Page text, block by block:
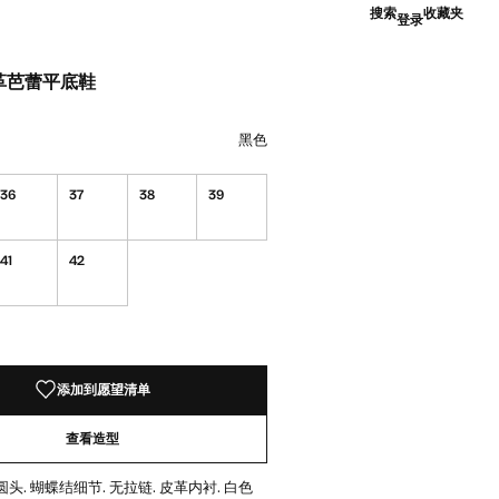
搜索登录收藏夹
芭蕾平底鞋
黑色
36 37 38 39
41 42
添加到愿望清单
查看造型
头. 蝴蝶结细节. 无拉链. 皮革内衬. 白色